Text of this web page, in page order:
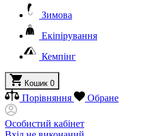
Зимова
Екіпірування
Кемпінг
Кошик 0
Порівняння Обране
Особистий кабінет